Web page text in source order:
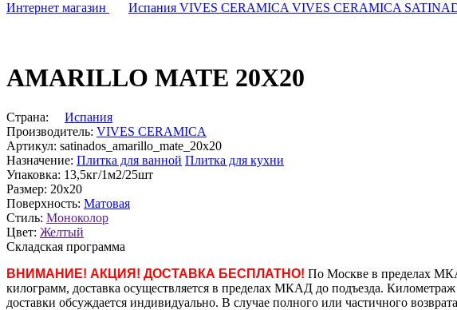
Интернет магазин
Испания VIVES CERAMICA VIVES CERAMICA
AMARILLO MATE 20X20
Страна:
Испания
Производитель: VIVES CERAMICA
Артикул: satinados_amarillo_mate_20x20
Назначение: Плитка для ванной Плитка для кухни
Упаковка: 13,5кг/1м2/25шт
Размер: 20x20
Поверхность: Матовая
Стиль: Моноколор
Цвет: Желтый
Складская программа
ВНИМАНИЕ! АКЦИЯ! ДОСТАВКА БЕСПЛАТНО! По Москве в пределах
килограмм, доставка осуществляется в пределах МКАД до подъезда.
доставки обсуждается индивидуально. В случае полного или частичного